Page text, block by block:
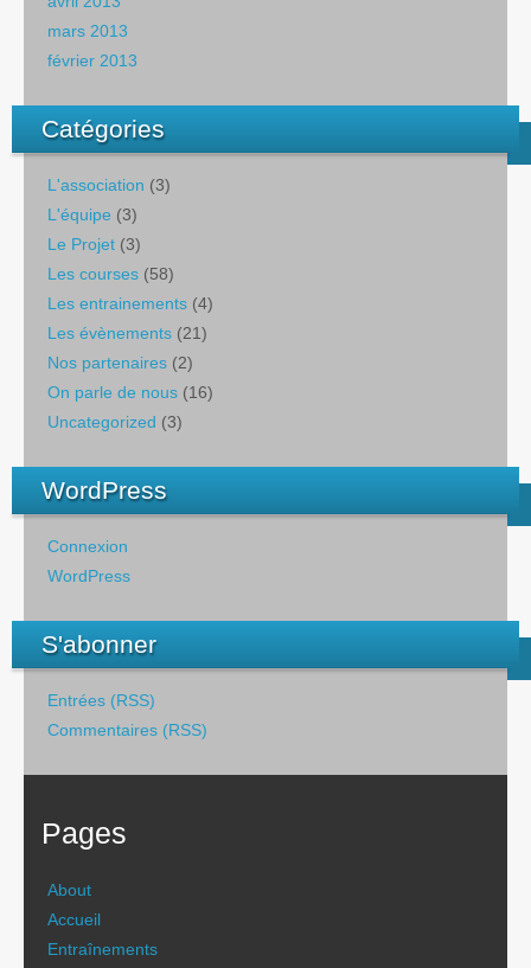
mars 2013
février 2013
Catégories
L'association (3)
L'équipe (3)
Le Projet (3)
Les courses (58)
Les entrainements (4)
Les évènements (21)
Nos partenaires (2)
On parle de nous (16)
Uncategorized (3)
WordPress
Connexion
WordPress
S'abonner
Entrées (RSS)
Commentaires (RSS)
Pages
About
Accueil
Entraînements